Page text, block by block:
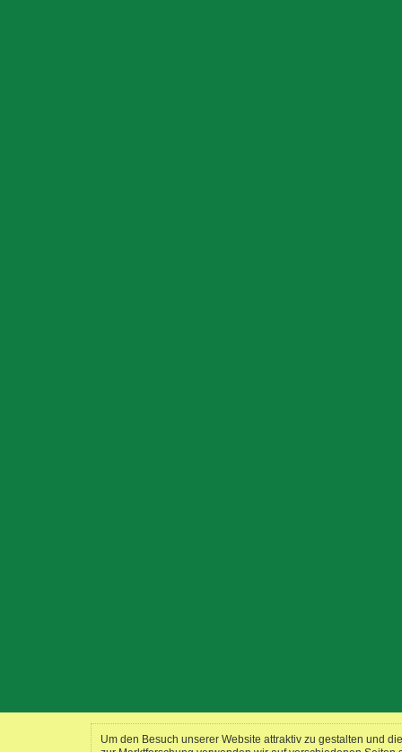
Um den Besuch unserer Website attraktiv zu gestalten und